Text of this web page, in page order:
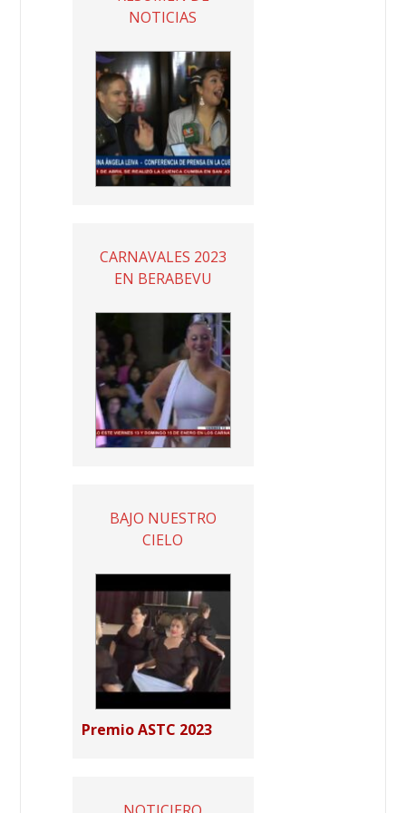
NOTICIAS
CARNAVALES 2023
EN BERABEVU
BAJO NUESTRO
CIELO
Premio ASTC 2023